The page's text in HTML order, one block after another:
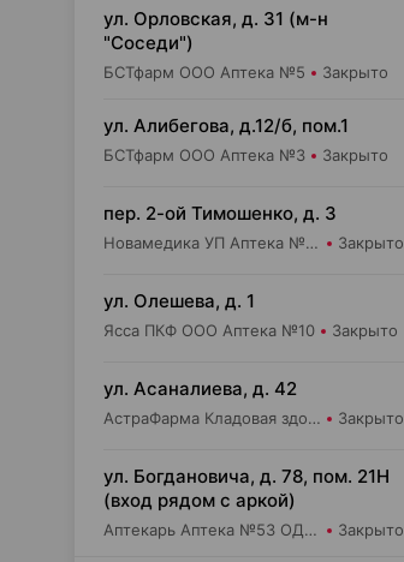
ул. Орловская, д. 31 (м-н
"Соседи")
БСТфарм ООО Аптека №5 Закрыто
ул. Алибегова, д.12/б, пом.1
БСТфарм ООО Аптека №3 Закрыто
пер. 2-ой Тимошенко, д. 3
Новамедика УП Аптека №27 Закрыто
ул. Олешева, д. 1
Ясса ПКФ ООО Аптека №10 Закрыто
ул. Асаналиева, д. 42
АстраФарма Кладовая здоровья ООО Аптека №10 Закрыто
ул. Богдановича, д. 78, пом. 21Н
(вход рядом с аркой)
Аптекарь Аптека №53 ОДО Аптека №1 Закрыто